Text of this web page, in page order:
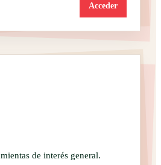
Acceder
de interés general.